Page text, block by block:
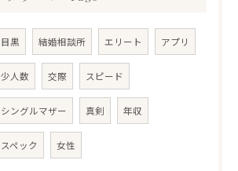
目黒 結婚相談所 エリート アプリ
少人数 交際 スピード
シングルマザー 真剣 年収
スペック 女性